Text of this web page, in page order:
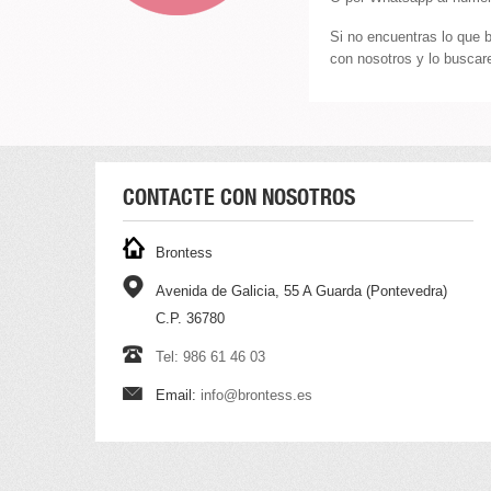
Si no encuentras lo que
con nosotros y lo
CONTACTE CON NOSOTROS
Brontess
Avenida de Galicia, 55 A Guarda (Pontevedra)
C.P. 36780
Tel: 986 61 46 03
Email: info@brontess.es